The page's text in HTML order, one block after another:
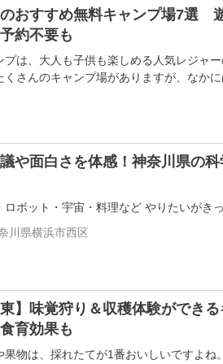
おすすめ無料キャンプ場7選
約不要も
プは、大人も子供も楽しめる人気レジャ
くさんのキャンプ場がありますが、なか
や面白さを体感！神奈川県の科
ロボット・宇宙・料理など やりたいがき
川県横浜市西区
】味覚狩り＆収穫体験ができ
育効果も
果物は、採れたてが1番おいしいですよね